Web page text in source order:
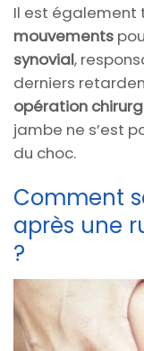
Il est également
mouvements
synovial,
derniers
opération
jambe ne s’est
du choc.
Comment
après une
?